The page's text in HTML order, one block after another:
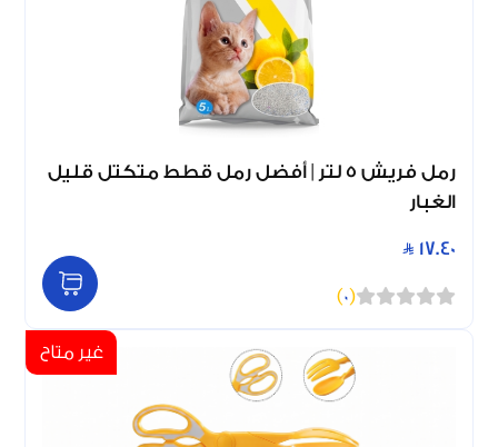
رمل فريش 5 لتر | أفضل رمل قطط متكتل قليل
الغبار
17.40
(
0
)
غير متاح